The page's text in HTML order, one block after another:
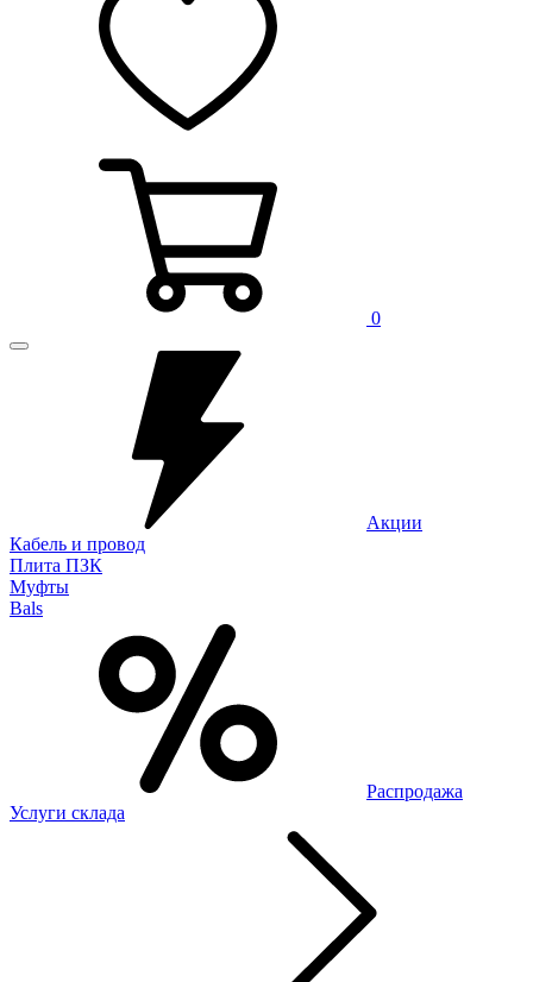
0
Акции
Кабель и провод
Плита ПЗК
Муфты
Bals
Распродажа
Услуги склада